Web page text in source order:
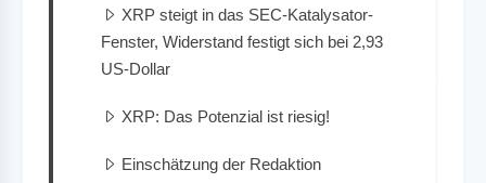
XRP steigt in das SEC-Katalysator-
Fenster, Widerstand festigt sich bei 2,93
US-Dollar
XRP: Das Potenzial ist riesig!
Einschätzung der Redaktion